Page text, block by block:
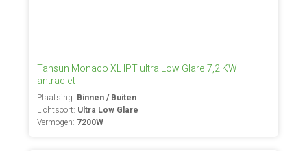
Tansun Monaco XL IPT ultra Low Glare 7,2 KW
antraciet
Plaatsing: Binnen / Buiten
Lichtsoort: Ultra Low Glare
Vermogen: 7200W